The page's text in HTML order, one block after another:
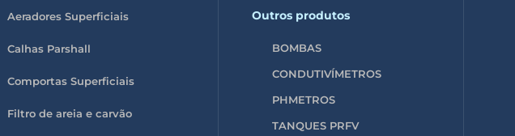
Aeradores Superficiais
Calhas Parshall
Comportas Superficiais
Filtro de areia e carvão
Outros produtos
BOMBAS
CONDUTIVÍMETROS
PHMETROS
TANQUES PRFV